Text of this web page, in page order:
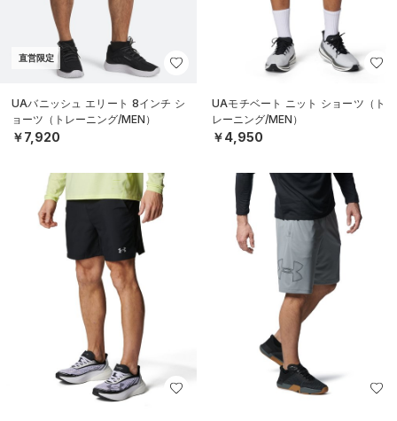
直営限定
UAバニッシュ エリート 8インチ シ
ョーツ（トレーニング/MEN）
￥7,920
UAモチベート ニット ショーツ（ト
レーニング/MEN）
￥4,950